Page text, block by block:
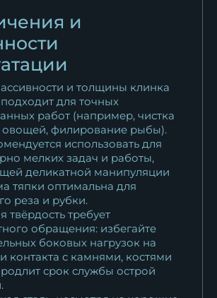
и
и толщины клинка
для точных
работ (например, чистка
овощей, филирование рыбы).
использовать для
мелких задач и работы,
деликатной манипуляции
тяпки оптимальна для
реза и рубки.
твёрдость требует
обращения: избегайте
боковых нагрузок на
контакта с камнями, костями
срок службы острой